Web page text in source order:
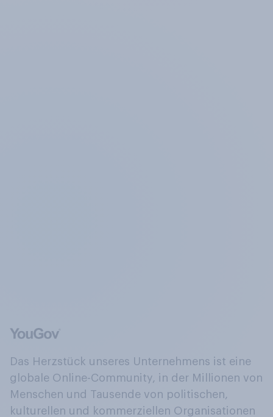
Das Herzstück unseres Unternehmens ist eine
globale Online-Community, in der Millionen von
Menschen und Tausende von politischen,
kulturellen und kommerziellen Organisationen